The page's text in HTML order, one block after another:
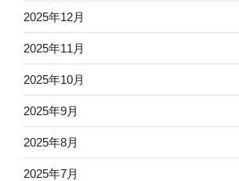
2025年12月
2025年11月
2025年10月
2025年9月
2025年8月
2025年7月